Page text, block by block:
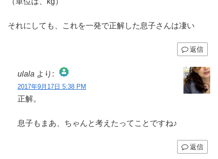
それにしても、これを一発で正解した息子さんは凄い
返信
ulala より:
The Real Person Badge!
2017年9月17日 5:38 PM
正解。
息子もまあ、ちゃんと考えたってことですね♪
返信